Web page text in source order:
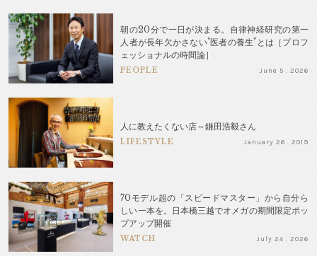
朝の20分で一日が決まる。自律神経研究の第一
人者が長年欠かさない"医者の養生"とは［プロフ
ェッショナルの時間論］
PEOPLE June 5 . 2026
人に教えたくない店～鎌田浩毅さん
LIFESTYLE January 26 . 2019
70モデル超の「スピードマスター」から自分ら
しい一本を。日本橋三越でオメガの期間限定ポッ
プアップ開催
WATCH July 24 . 2026